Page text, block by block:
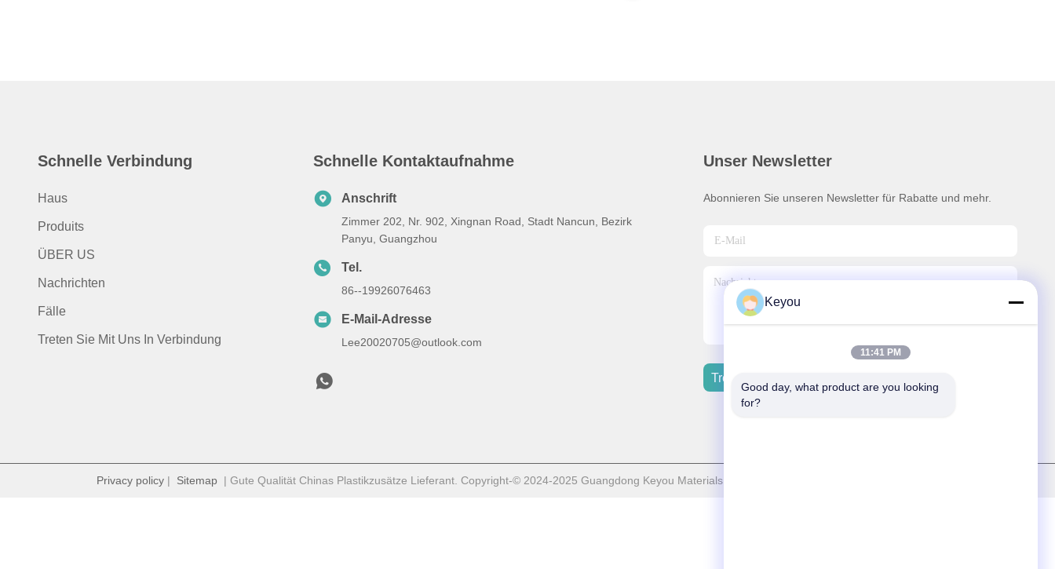
Schnelle Verbindung
Haus
Produits
ÜBER US
Nachrichten
Fälle
Treten Sie Mit Uns In Verbindung
Schnelle Kontaktaufnahme
Anschrift
Zimmer 202, Nr. 902, Xingnan Road, Stadt Nancun, Bezirk
Panyu, Guangzhou
Tel.
86--19926076463
E-Mail-Adresse
Lee20020705@outlook.com
Unser Newsletter
Abonnieren Sie unseren Newsletter für Rabatte und mehr.
Treten Sie Mit Uns In Verbindung
Privacy policy | Sitemap | Gute Qualität Chinas Plastikzusätze Lieferant. Copyright-© 2024-2025 Guangdong Keyou Materials Technology Co., Ltd. . Alle Rechte vorbehalten.
Keyou
11:41 PM
Good day, what product are you looking
for?